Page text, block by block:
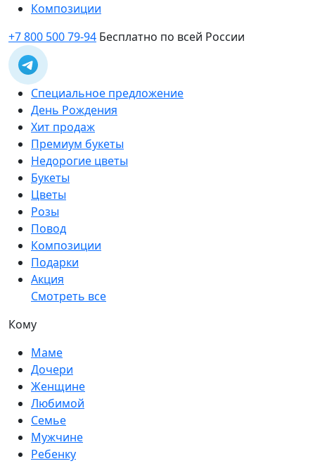
Композиции
+7 800 500 79-94 Бесплатно по всей России
Специальное предложение
День Рождения
Хит продаж
Премиум букеты
Недорогие цветы
Букеты
Цветы
Розы
Повод
Композиции
Подарки
Акция
Смотреть все
Кому
Маме
Дочери
Женщине
Любимой
Семье
Мужчине
Ребенку